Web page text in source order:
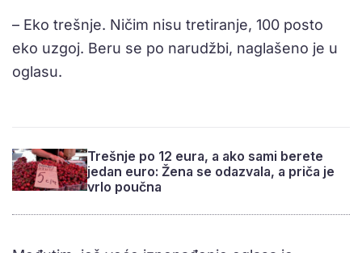
– Eko trešnje. Ničim nisu tretiranje, 100 posto
eko uzgoj. Beru se po narudžbi, naglašeno je u
oglasu.
Trešnje po 12 eura, a ako sami berete
jedan euro: Žena se odazvala, a priča je
vrlo poučna